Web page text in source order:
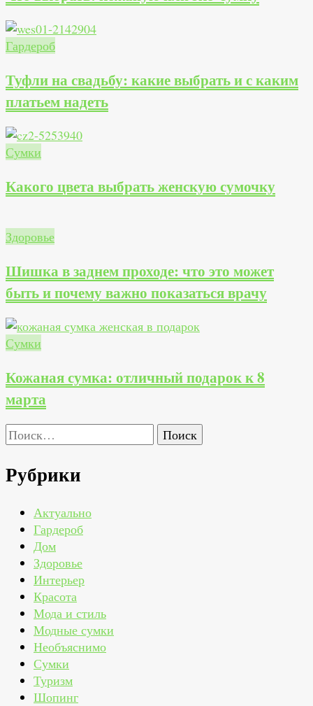
Гардероб
Туфли на свадьбу: какие выбрать и с каким
платьем надеть
Сумки
Какого цвета выбрать женскую сумочку
Здоровье
Шишка в заднем проходе: что это может
быть и почему важно показаться врачу
Сумки
Кожаная сумка: отличный подарок к 8
марта
Найти:
Рубрики
Актуально
Гардероб
Дом
Здоровье
Интерьер
Красота
Мода и стиль
Модные сумки
Необъяснимо
Сумки
Туризм
Шопинг